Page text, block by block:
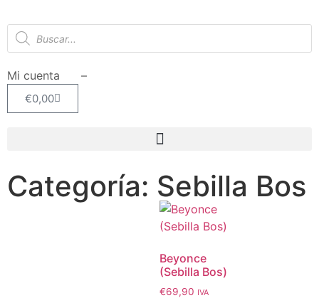
Mi cuenta –
€0,00
Categoría: Sebilla Bos
Beyonce
(Sebilla Bos)
€69,90 IVA